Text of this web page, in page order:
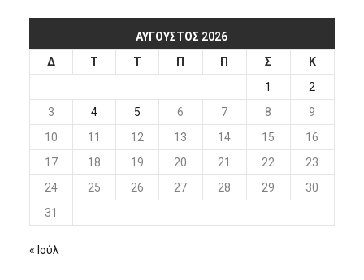
ΑΎΓΟΥΣΤΟΣ 2026
Δ
Τ Τ Π Π Σ
Κ
1
2
3
4 5 6 7 8
9
10
11 12 13 14 15
16
17
18 19 20 21 22
23
24
25 26 27 28 29
30
31
« Ιούλ